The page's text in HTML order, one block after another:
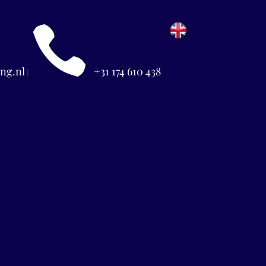
|  +31 174 610 438